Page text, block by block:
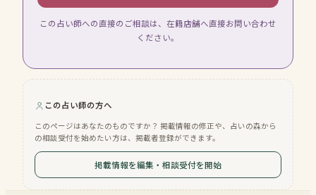
この占い師への直接のご相談は、在籍店舗へ直接お問い合わせ
ください。
この占い師の方へ
このページはあなたのものですか？ 掲載情報の修正や、占いの森から
の相談受付を始めたい方は、掲載者登録ができます。
掲載情報を編集・相談受付を開始